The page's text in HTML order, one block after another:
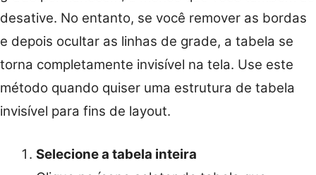
desative. No entanto, se você remover as bordas
e depois ocultar as linhas de grade, a tabela se
torna completamente invisível na tela. Use este
método quando quiser uma estrutura de tabela
invisível para fins de layout.
Selecione a tabela inteira